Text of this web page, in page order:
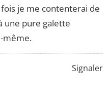
je me contenterai de
une pure galette
même.
Signaler